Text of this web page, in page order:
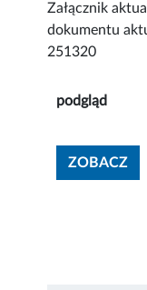
Załącznik
dokumentu
251320
podgląd
ZOBACZ